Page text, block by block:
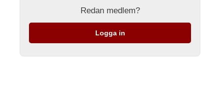
Redan medlem?
Logga in